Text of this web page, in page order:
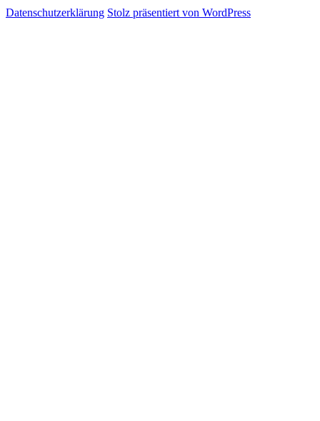
Datenschutzerklärung Stolz präsentiert von WordPress